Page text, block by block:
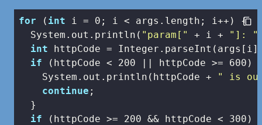
for ( int i = 0 ; i < args.length; i++) {
  System.out.println(
"param[" + i + "]: "
int httpCode =
if (httpCode < 200 || httpCode >= 600 )
    System.out.println(httpCode +
" is
continue ;
  }
if (httpCode >= 200 && httpCode < 300 )